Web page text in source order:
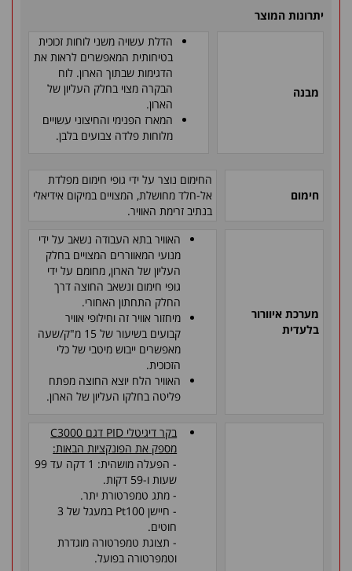
יתרונות המוצר
מבנה
הדלת עשויה משני לוחות זכוכית
בטיחותית המאפשרים לראות את
הדגימות שבתוך הארון. לוח
הבקרה מצוי בחלק העליון של
הארון.
המארז הפנימי והחיצוני עשויים
מלוחות פלדה צבועים בלבן.
חימום
החימום נוצר על ידי גופי חימום מפלדת
אל-חלד מחושלת, המצויים במיקום אידיאלי
בנתיב זרימת האוויר.
מערכת איוורור
בלעדית
האוויר בתא העבודה נשאב על ידי
מנועי המאווררים המצויים בחלק
העליון של הארון, מחומם על ידי
גופי חימום ונשאב החוצה דרך
החלק התחתון האחורי.
מיחזור אוויר זה וחילופי אוויר
קבועים בשיעור של 15 מ"ק/שעה
מאפשרים ייבוש מיטבי של כלי
הזכוכית.
האוויר הלח יוצא החוצה מפתח
פליטה בחלקו העליון של הארון.
בקר דיגיטלי PID דגם C3000
מספק את הפונקציות הבאות:
- הפעלה מושהית: 1 דקה עד 99
שעות ו-59 דקות.
- מתג טמפרטורת יתר.
- חיישן Pt100
במעגל של 3
חוטים.
- תצוגת טמפרטורה מוגדרת
וטמפרטורה בפועל.